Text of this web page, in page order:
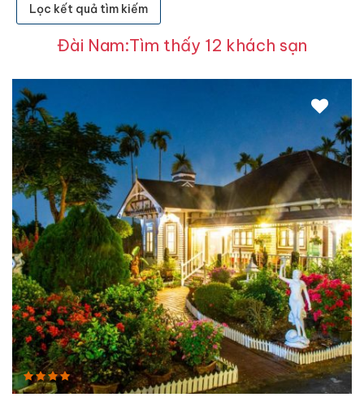
Lọc kết quả tìm kiếm
Đài Nam:Tìm thấy 12 khách sạn